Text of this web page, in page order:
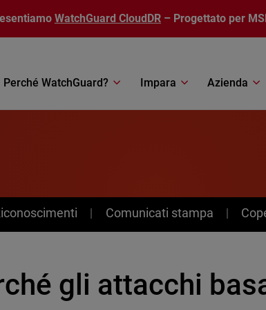
WatchGuard CloudDR – Progettato per
Perché WatchGuard? Impara Azienda
Comunicati stampa
gli attacchi